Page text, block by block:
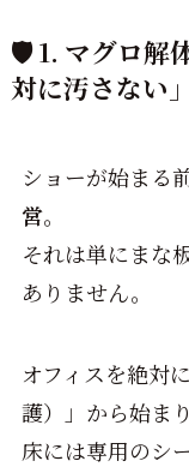
🛡️ 1. マグロ解
対に汚さない
ショーが始まる
営。
それは単にまな
ありません。
オフィスを絶対
護）」から始ま
床には専用のシ